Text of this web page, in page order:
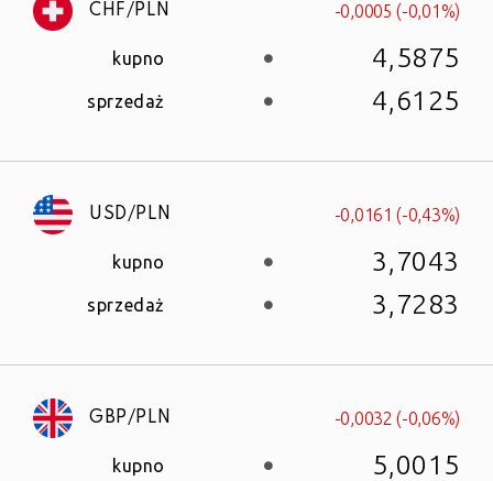
CHF/PLN -0,0005 (-0,01%)
kupno 4,5875
sprzedaż 4,6125
USD/PLN -0,0161 (-0,43%)
kupno 3,7043
sprzedaż 3,7283
GBP/PLN -0,0032 (-0,06%)
kupno 5,0015